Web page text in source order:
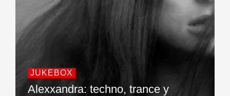
JUKEBOX
Alexxandra: techno, trance y